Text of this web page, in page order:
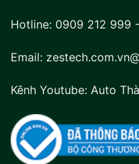
Hotline: 0909 212 999 -
Email:
Kênh Youtube: Auto